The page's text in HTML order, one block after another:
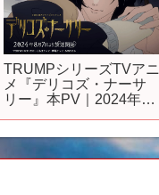
TRUMPシリーズTVアニ
メ『デリコズ・ナーサ
リー』本PV｜2024年8